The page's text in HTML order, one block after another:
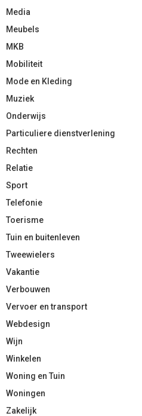
Media
Meubels
MKB
Mobiliteit
Mode en Kleding
Muziek
Onderwijs
Particuliere dienstverlening
Rechten
Relatie
Sport
Telefonie
Toerisme
Tuin en buitenleven
Tweewielers
Vakantie
Verbouwen
Vervoer en transport
Webdesign
Wijn
Winkelen
Woning en Tuin
Woningen
Zakelijk